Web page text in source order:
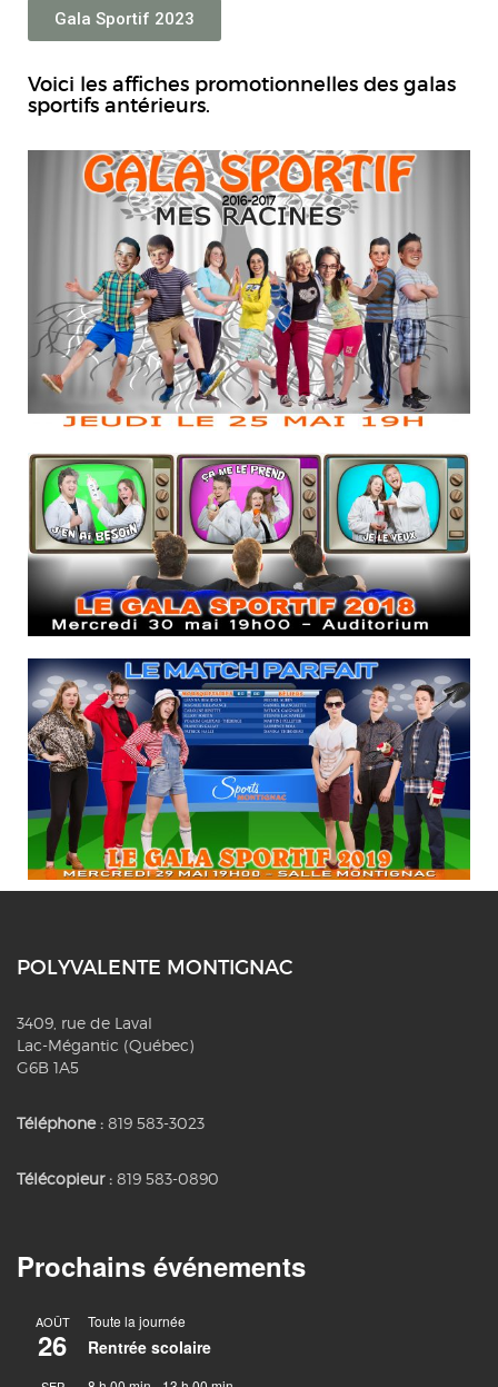
Gala Sportif 2023
Voici les affiches promotionnelles des galas
sportifs antérieurs.
POLYVALENTE MONTIGNAC
3409, rue de Laval
Lac-Mégantic (Québec)
G6B 1A5
Téléphone : 819 583-3023
Télécopieur : 819 583-0890
Prochains événements
AOÛT
26
Toute la journée
Rentrée scolaire